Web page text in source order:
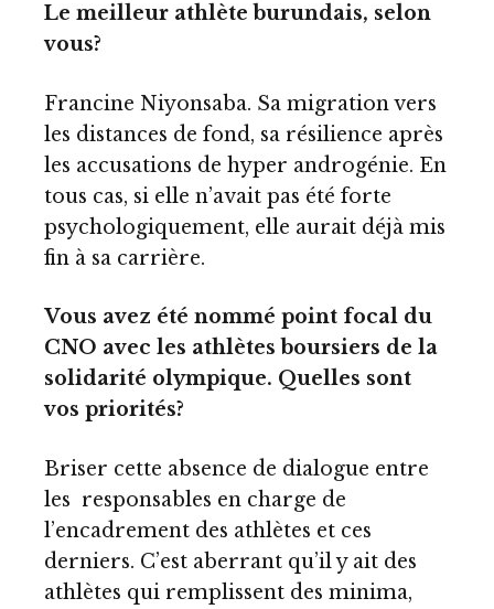
Le meilleur athlète burundais, selon
vous?
Francine Niyonsaba. Sa migration vers
les distances de fond, sa résilience après
les accusations de hyper androgénie. En
tous cas, si elle n’avait pas été forte
psychologiquement, elle aurait déjà mis
fin à sa carrière.
Vous avez été nommé point focal du
CNO avec les athlètes boursiers de la
solidarité olympique. Quelles sont
vos priorités?
Briser cette absence de dialogue entre
les responsables en charge de
l’encadrement des athlètes et ces
derniers. C’est aberrant qu’il y ait des
athlètes qui remplissent des minima,